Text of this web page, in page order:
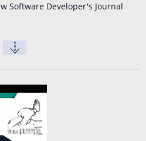
Software Developer's Journal